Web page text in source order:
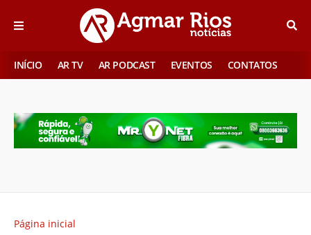
INÍCIO AR TV AR PODCAST EVENTOS CONTATOS
Página inicial